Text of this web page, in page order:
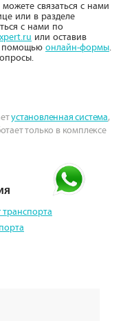
связаться с нами
или в разделе
с нами по
или оставив
помощью онлайн-формы.
установленная система,
только в комплексе